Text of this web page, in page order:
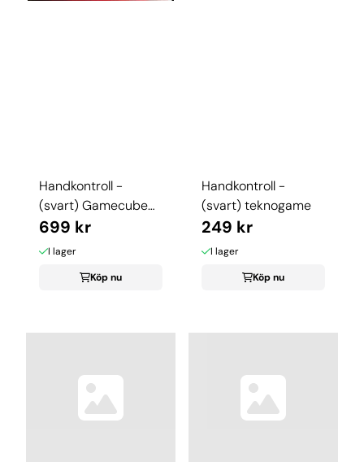
Handkontroll -
(svart) Gamecube
orginal
699 kr
I lager
Köp nu
Handkontroll -
(svart) teknogame
249 kr
I lager
Köp nu